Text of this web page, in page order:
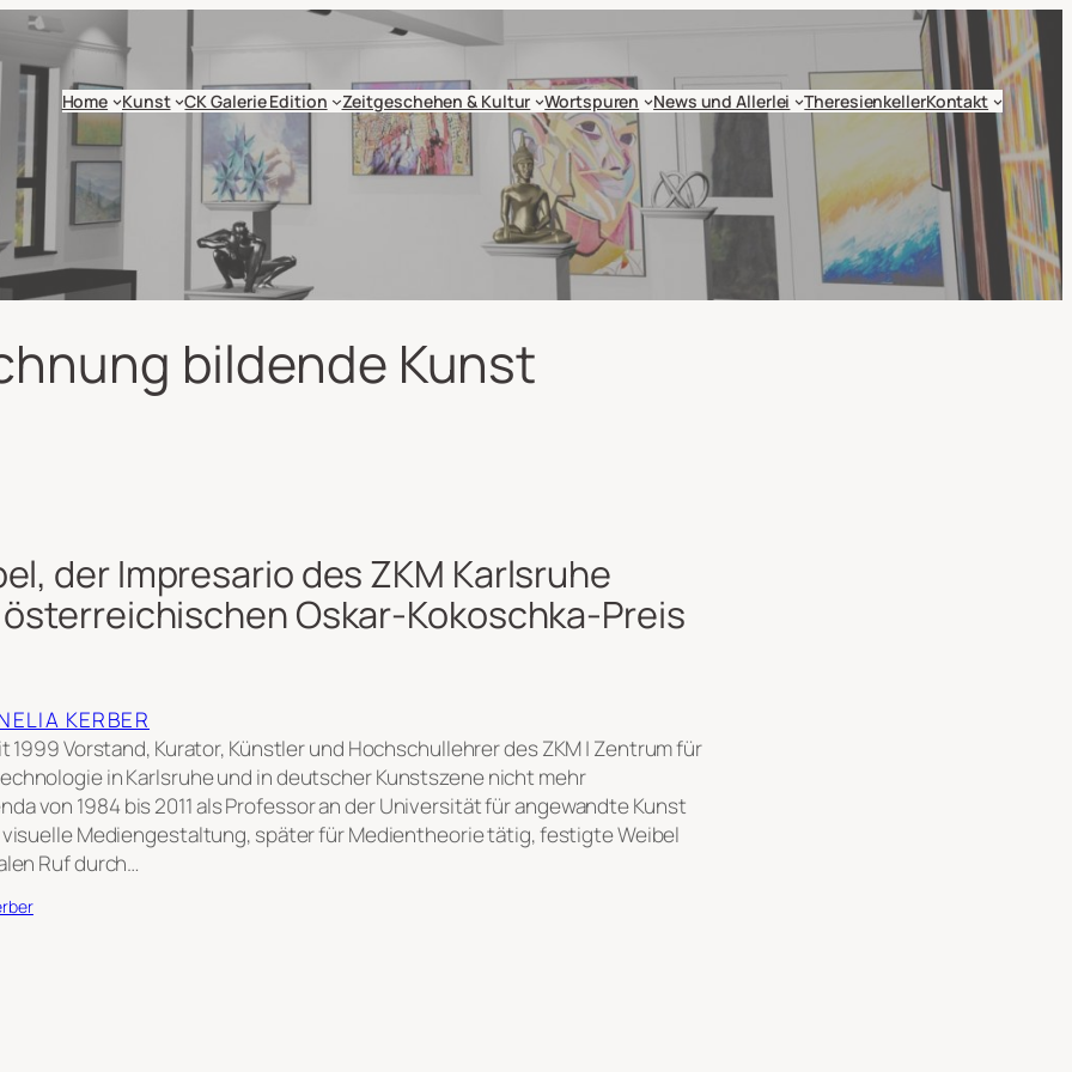
Home Kunst CK Galerie Edition Zeitgeschehen & Kultur Wortspuren News und Allerlei TheresienkellerKontakt
bildende Kunst
der Impresario des ZKM Karlsruhe
Oskar-Kokoschka-Preis
KERBER
1999 Vorstand, Kurator, Künstler und Hochschullehrer des ZKM | Zentrum für
in Karlsruhe und in deutscher Kunstszene nicht mehr
von 1984 bis 2011 als Professor an der Universität für angewandte Kunst
Mediengestaltung, später für Medientheorie tätig, festigte Weibel
Ruf durch…